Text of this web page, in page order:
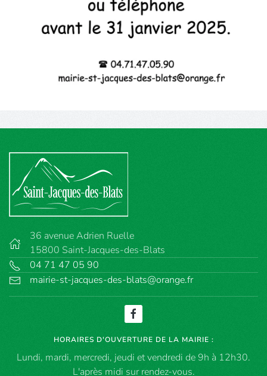
36 avenue Adrien Ruelle
15800 Saint-Jacques-des-Blats
04 71 47 05 90
mairie-st-jacques-des-blats@orange.fr
HORAIRES D'OUVERTURE DE LA MAIRIE :
Lundi, mardi, mercredi, jeudi et vendredi de 9h à 12h30.
L'après midi sur rendez-vous.